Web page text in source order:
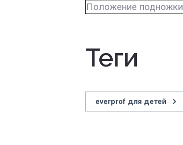
Положение подножки
теги
everprof для детей